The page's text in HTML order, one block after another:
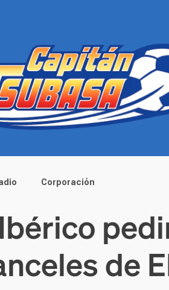
Corporación
de